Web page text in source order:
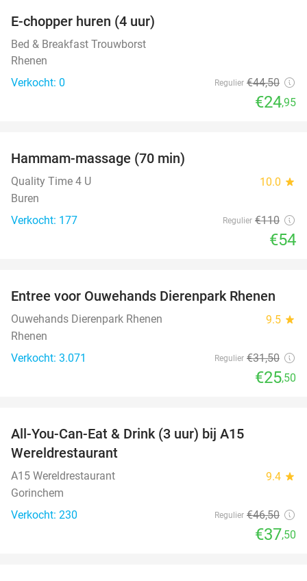
NEW
TODAY
E-chopper huren (4 uur)
Bed & Breakfast Trouwborst
Rhenen
Verkocht: 0
Regulier €44,50
€24,95
Hammam-massage (70 min)
Quality Time 4 U 10.0 star
Buren
Verkocht: 177
Regulier €110
€54
19%
Entree voor Ouwehands Dierenpark Rhenen
Ouwehands Dierenpark Rhenen 9.5 star
Rhenen
Verkocht: 3.071
Regulier €31,50
€25,50
All-You-Can-Eat & Drink (3 uur) bij A15
Wereldrestaurant
A15 Wereldrestaurant 9.4 star
Gorinchem
Verkocht: 230
Regulier €46,50
€37,50